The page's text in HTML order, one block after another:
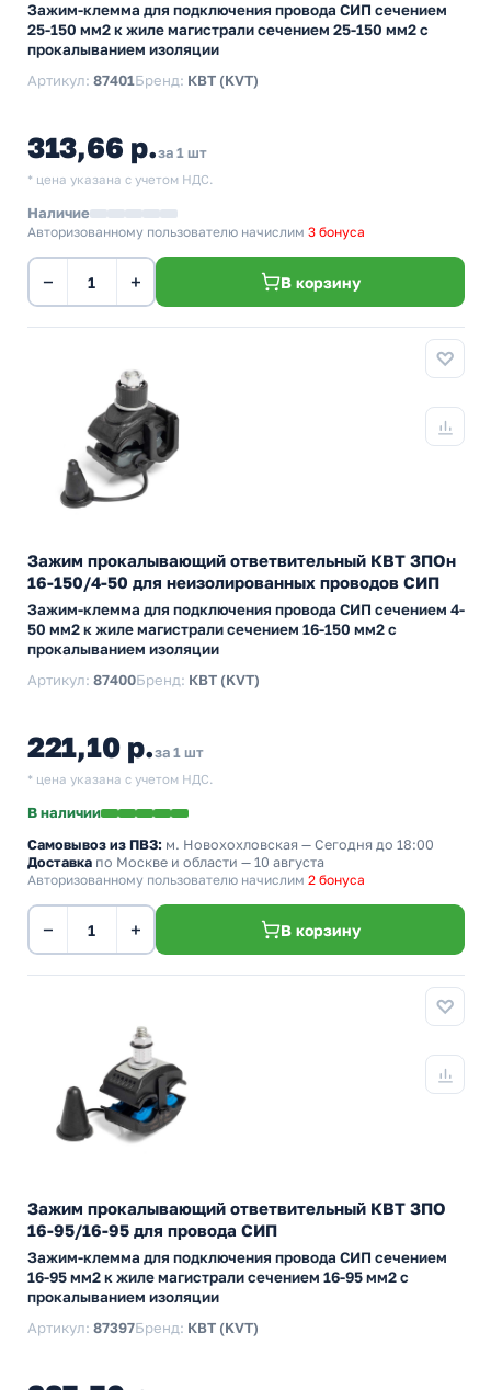
Зажим-клемма для подключения провода СИП сечением
25-150 мм2 к жиле магистрали сечением 25-150 мм2 с
прокалыванием изоляции
Артикул: 87401Бренд: КВТ (KVT)
313,66 р.за 1 шт
* цена указана с учетом НДС.
Наличие
Авторизованному пользователю начислим 3 бонуса
− + В корзину
Зажим прокалывающий ответвительный КВТ ЗПОн
16-150/4-50 для неизолированных проводов СИП
Зажим-клемма для подключения провода СИП сечением 4-
50 мм2 к жиле магистрали сечением 16-150 мм2 с
прокалыванием изоляции
Артикул: 87400Бренд: КВТ (KVT)
221,10 р.за 1 шт
* цена указана с учетом НДС.
В наличии
Самовывоз из ПВЗ: м. Новохохловская — Сегодня до 18:00
Доставка по Москве и области — 10 августа
Авторизованному пользователю начислим 2 бонуса
− + В корзину
Зажим прокалывающий ответвительный КВТ ЗПО
16-95/16-95 для провода СИП
Зажим-клемма для подключения провода СИП сечением
16-95 мм2 к жиле магистрали сечением 16-95 мм2 с
прокалыванием изоляции
Артикул: 87397Бренд: КВТ (KVT)